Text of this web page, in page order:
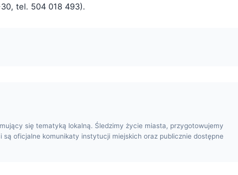
tel. 504 018 493).
się tematyką lokalną. Śledzimy życie miasta, przygotowujemy
są oficjalne komunikaty instytucji miejskich oraz publicznie dostępne